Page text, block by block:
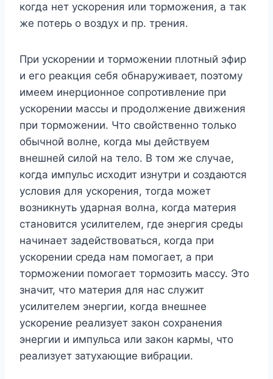
когда нет ускорения или торможения, а так
же потерь о воздух и пр. трения.
При ускорении и торможении плотный эфир
и его реакция себя обнаруживает, поэтому
имеем инерционное сопротивление при
ускорении массы и продолжение движения
при торможении. Что свойственно только
обычной волне, когда мы действуем
внешней силой на тело. В том же случае,
когда импульс исходит изнутри и создаются
условия для ускорения, тогда может
возникнуть ударная волна, когда материя
становится усилителем, где энергия среды
начинает задействоваться, когда при
ускорении среда нам помогает, а при
торможении помогает тормозить массу. Это
значит, что материя для нас служит
усилителем энергии, когда внешнее
ускорение реализует закон сохранения
энергии и импульса или закон кармы, что
реализует затухающие вибрации.